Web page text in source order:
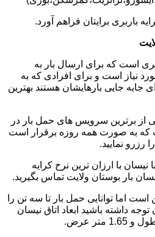
باربری برایتان فراهم آورد.
است که برای ارسال بار به
نیاز است و برای افرادی که به
جابه جایی بارهایشان هستند بهترین
از برترین سرویس های حمل بار در
که به صورت همه روزه برقرار است
رزرو نمایید.
با ارزان ترین نرخ کرایه
بار بوستان ولایت تماس بگیرید.
نیسان ها معمولا 2 تن است اما توانایی حمل بار تا سه تن را
توجه داشته باشید ابعاد اتاق نیسان